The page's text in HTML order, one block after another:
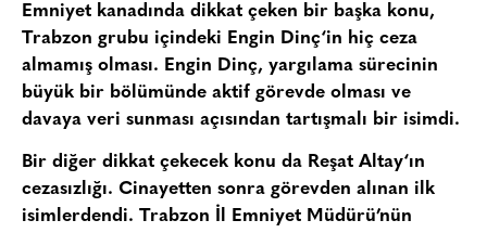
Emniyet kanadında dikkat çeken bir başka konu,
Trabzon grubu içindeki Engin Dinç‘in hiç ceza
almamış olması. Engin Dinç, yargılama sürecinin
büyük bir bölümünde aktif görevde olması ve
davaya veri sunması açısından tartışmalı bir isimdi.
Bir diğer dikkat çekecek konu da Reşat Altay‘ın
cezasızlığı. Cinayetten sonra görevden alınan ilk
isimlerdendi. Trabzon İl Emniyet Müdürü’nün